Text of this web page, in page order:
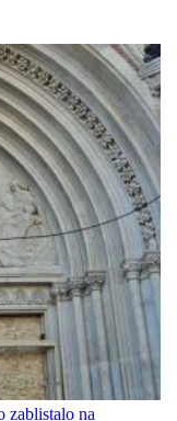
zablistalo na